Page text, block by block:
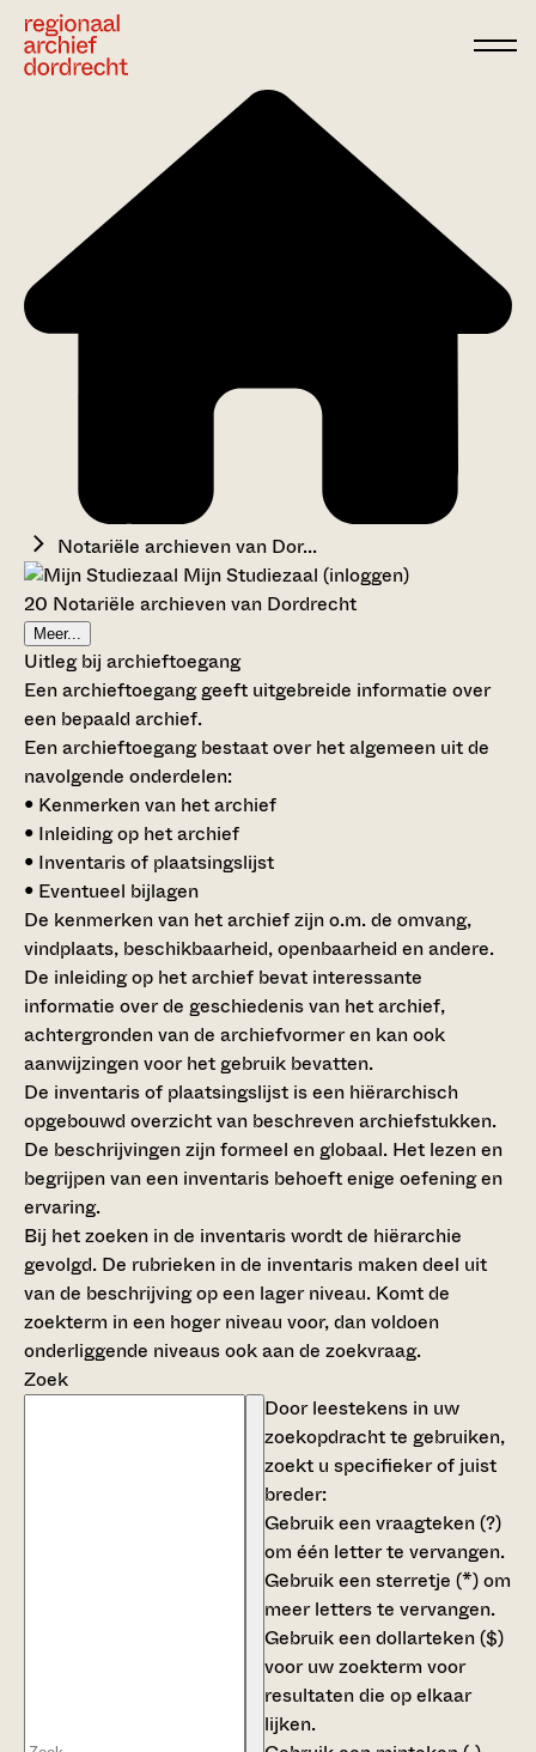
Notariële archieven van Dor...
Mijn Studiezaal (inloggen)
20 Notariële archieven van Dordrecht
Meer...
Uitleg bij archieftoegang
Een archieftoegang geeft uitgebreide informatie over
een bepaald archief.
Een archieftoegang bestaat over het algemeen uit de
navolgende onderdelen:
• Kenmerken van het archief
• Inleiding op het archief
• Inventaris of plaatsingslijst
• Eventueel bijlagen
De kenmerken van het archief zijn o.m. de omvang,
vindplaats, beschikbaarheid, openbaarheid en andere.
De inleiding op het archief bevat interessante
informatie over de geschiedenis van het archief,
achtergronden van de archiefvormer en kan ook
aanwijzingen voor het gebruik bevatten.
De inventaris of plaatsingslijst is een hiërarchisch
opgebouwd overzicht van beschreven archiefstukken.
De beschrijvingen zijn formeel en globaal. Het lezen en
begrijpen van een inventaris behoeft enige oefening en
ervaring.
Bij het zoeken in de inventaris wordt de hiërarchie
gevolgd. De rubrieken in de inventaris maken deel uit
van de beschrijving op een lager niveau. Komt de
zoekterm in een hoger niveau voor, dan voldoen
onderliggende niveaus ook aan de zoekvraag.
Zoek
Door leestekens in uw
zoekopdracht te gebruiken,
zoekt u specifieker of juist
breder:
Gebruik eenvraagteken (?)
om één letter te vervangen.
Gebruik eensterretje (*)om
meer letters te vervangen.
Gebruik eendollarteken ($)
voor uw zoekterm voor
resultaten die op elkaar
lijken.